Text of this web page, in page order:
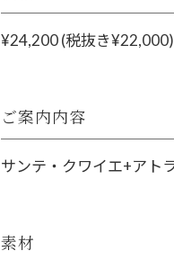
¥24,200 (税抜き¥22,000)
ご案内内容
サンテ・クワイエ+アト
素材